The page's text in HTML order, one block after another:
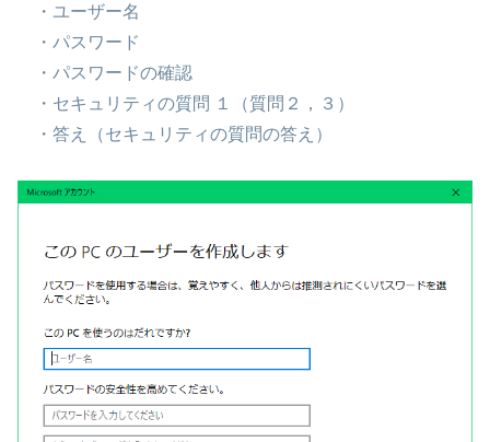
・ユーザー名
・パスワード
・パスワードの確認
・セキュリティの質問 １（質問２，３）
・答え（セキュリティの質問の答え）